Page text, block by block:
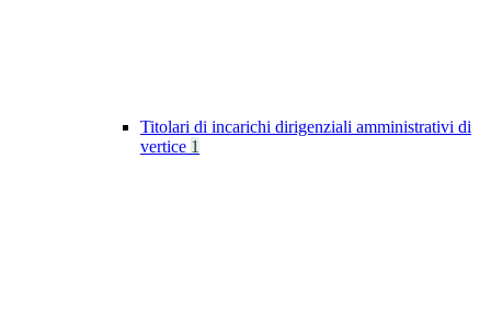
Titolari di incarichi dirigenziali amministrativi di
vertice 1